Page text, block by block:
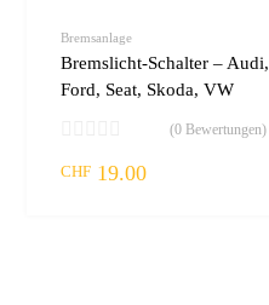
Bremsanlage
Bremslicht-Schalter – Audi,
Ford, Seat, Skoda, VW
(0 Bewertungen)
CHF 19.00